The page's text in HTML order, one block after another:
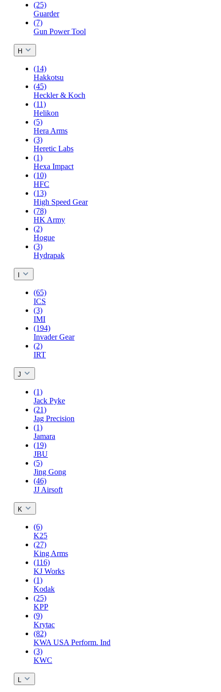
(25)
Guarder
(7)
Gun Power Tool
H
(14)
Hakkotsu
(45)
Heckler & Koch
(11)
Helikon
(5)
Hera Arms
(3)
Heretic Labs
(1)
Hexa Impact
(10)
HFC
(13)
High Speed Gear
(78)
HK Army
(2)
Hogue
(3)
Hydrapak
I
(65)
ICS
(3)
IMI
(194)
Invader Gear
(2)
IRT
J
(1)
Jack Pyke
(21)
Jag Precision
(1)
Jamara
(19)
JBU
(5)
Jing Gong
(46)
JJ Airsoft
K
(6)
K25
(27)
King Arms
(116)
KJ Works
(1)
Kodak
(25)
KPP
(9)
Krytac
(82)
KWA USA Perform. Ind
(3)
KWC
L